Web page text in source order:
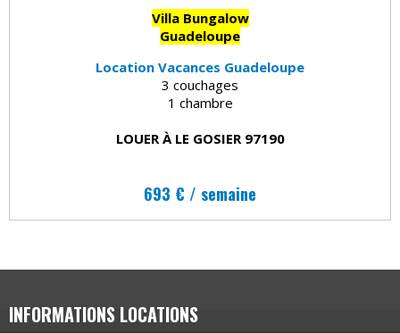
Villa Bungalow
Guadeloupe
Location Vacances Guadeloupe
3 couchages
1 chambre
LOUER À LE GOSIER 97190
693 € / semaine
INFORMATIONS LOCATIONS